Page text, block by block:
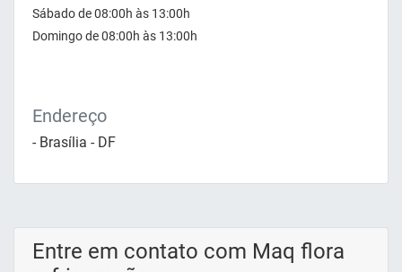
Sábado de 08:00h às 13:00h
Domingo de 08:00h às 13:00h
Endereço
- Brasília - DF
Entre em contato com Maq flora